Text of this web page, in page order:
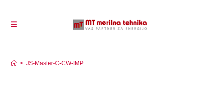
> JS-Master-C-CW-IMP